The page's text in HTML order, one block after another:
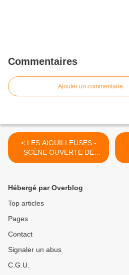
Commentaires
Ajouter un commentaire
< LES AIGUILLEUSES -
SCÈNE OUVERTE DE
POÉSIE FÉMININE -
Hébergé par Overblog
Top articles
Pages
Contact
Signaler un abus
C.G.U.